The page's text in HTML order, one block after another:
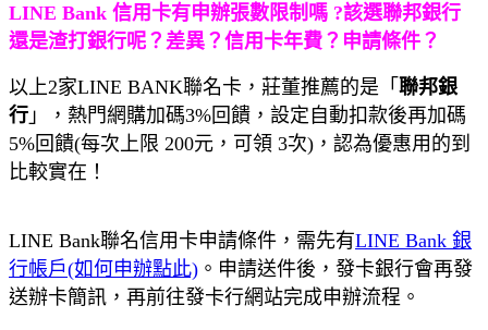
LINE Bank 信用卡有申辦張數限制嗎 ?該選聯邦銀行
還是渣打銀行呢？差異？信用卡年費？申請條件？
以上2家LINE BANK聯名卡，莊董推薦的是「 聯邦銀
行 」，熱門網購加碼3%回饋，設定自動扣款後再加碼
5%回饋(每次上限 200元，可領 3次)，認為優惠用的到
比較實在！
LINE Bank聯名信用卡申請條件，需先有LINE Bank 銀
行帳戶(如何申辦點此) 。申請送件後，發卡銀行會再發
送辦卡簡訊，再前往發卡行網站完成申辦流程。